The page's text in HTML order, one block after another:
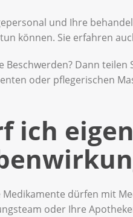
und Ihre
können. Sie erfahren
Beschwerden? Dann
oder pflegerischen
ich
Medikamente dürfen mit
oder Ihre